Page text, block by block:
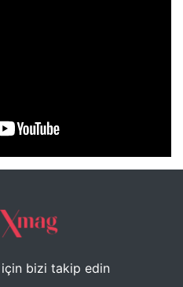
Etkinliği
bizi takip edin